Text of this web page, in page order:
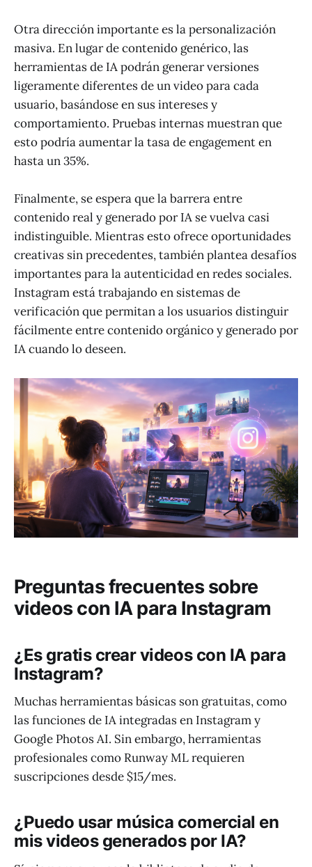
Otra dirección importante es la personalización
masiva. En lugar de contenido genérico, las
herramientas de IA podrán generar versiones
ligeramente diferentes de un video para cada
usuario, basándose en sus intereses y
comportamiento. Pruebas internas muestran que
esto podría aumentar la tasa de engagement en
hasta un 35%.
Finalmente, se espera que la barrera entre
contenido real y generado por IA se vuelva casi
indistinguible. Mientras esto ofrece oportunidades
creativas sin precedentes, también plantea desafíos
importantes para la autenticidad en redes sociales.
Instagram está trabajando en sistemas de
verificación que permitan a los usuarios distinguir
fácilmente entre contenido orgánico y generado por
IA cuando lo deseen.
Preguntas frecuentes sobre
videos con IA para Instagram
¿Es gratis crear videos con IA para
Instagram?
Muchas herramientas básicas son gratuitas, como
las funciones de IA integradas en Instagram y
Google Photos AI. Sin embargo, herramientas
profesionales como Runway ML requieren
suscripciones desde $15/mes.
¿Puedo usar música comercial en
mis videos generados por IA?